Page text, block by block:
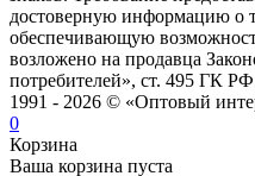
достоверную информацию о
обеспечивающую
возложено на продавца
потребителей», ст. 495 ГК
1991 - 2026 © «Оптовый
0
Корзина
Ваша корзина пуста